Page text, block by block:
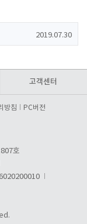
2019.07.30
고객센터
방침 PC버전
호